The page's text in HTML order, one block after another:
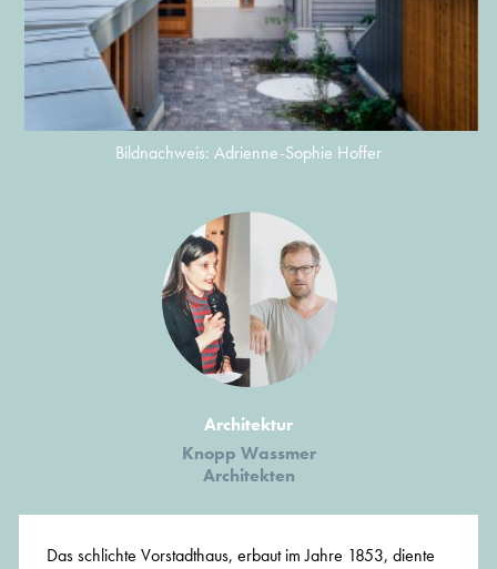
Bildnachweis: Adrienne-Sophie Hoffer
Architektur
Knopp Wassmer
Architekten
Das schlichte Vorstadthaus, erbaut im Jahre 1853, diente